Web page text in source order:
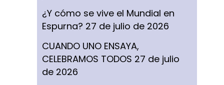
¿Y cómo se vive el Mundial en
Espurna? 27 de julio de 2026
CUANDO UNO ENSAYA,
CELEBRAMOS TODOS 27 de julio
de 2026